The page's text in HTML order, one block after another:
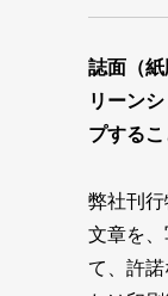
誌面（
リーン
プするこ
弊社刊
文章を
て、許